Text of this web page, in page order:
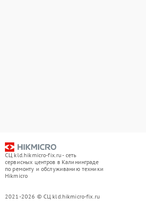
СЦ kld.hikmicro-fix.ru - сеть
сервисных центров в Калининграде
по ремонту и обслуживанию техники
Hikmicro
2021-2026 © СЦ kld.hikmicro-fix.ru